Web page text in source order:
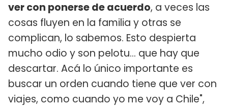
ver con ponerse de acuerdo, a veces las
cosas fluyen en la familia y otras se
complican, lo sabemos. Esto despierta
mucho odio y son pelotu... que hay que
descartar. Acá lo único importante es
buscar un orden cuando tiene que ver con
viajes, como cuando yo me voy a Chile",